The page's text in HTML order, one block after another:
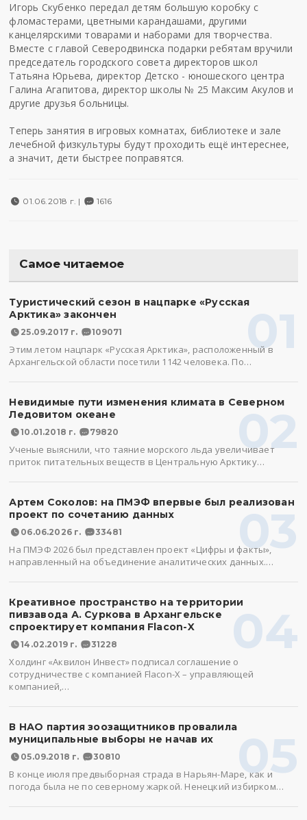
Игорь Скубенко передал детям большую коробку с
фломастерами, цветными карандашами, другими
канцелярскими товарами и наборами для творчества.
Вместе с главой Северодвинска подарки ребятам вручили
председатель городского совета директоров школ
Татьяна Юрьева, директор Детско - юношеского центра
Галина Агапитова, директор школы № 25 Максим Акулов и
другие друзья больницы.
Теперь занятия в игровых комнатах, библиотеке и зале
лечебной физкультуры будут проходить ещё интереснее,
а значит, дети быстрее поправятся.
01.06.2018 г. | 1616
Самое читаемое
01
Туристический сезон в нацпарке «Русская
Арктика» закончен
25.09.2017 г. 109071
Этим летом нацпарк «Русская Арктика», расположенный в
Архангельской области посетили 1142 человека. По…
02
Невидимые пути изменения климата в Северном
Ледовитом океане
10.01.2018 г. 79820
Ученые выяснили, что таяние морского льда увеличивает
приток питательных веществ в Центральную Арктику…
03
Артем Соколов: на ПМЭФ впервые был реализован
проект по сочетанию данных
06.06.2026 г. 33481
На ПМЭФ 2026 был представлен проект «Цифры и факты»,
направленный на объединение аналитических данных.…
04
Креативное пространство на территории
пивзавода А. Суркова в Архангельске
спроектирует компания Flacon-X
14.02.2019 г. 31228
Холдинг «Аквилон Инвест» подписал соглашение о
сотрудничестве с компанией Flacon-X – управляющей
компанией,…
05
В НАО партия зоозащитников провалила
муниципальные выборы не начав их
05.09.2018 г. 30810
В конце июля предвыборная страда в Нарьян-Маре, как и
погода была не по северному жаркой. Ненецкий избирком…